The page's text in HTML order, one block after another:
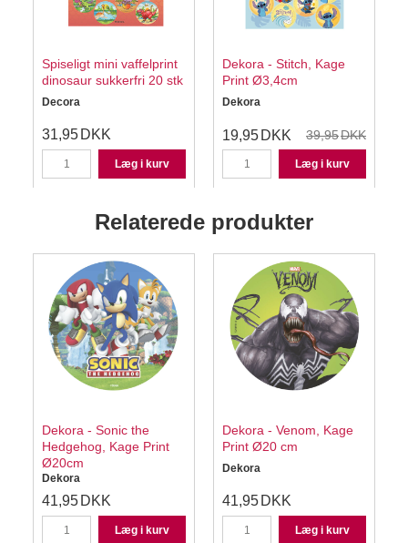
Spiseligt mini vaffelprint
dinosaur sukkerfri 20 stk
Decora
31,95 DKK
Læg i kurv
Dekora - Stitch, Kage
Print Ø3,4cm
Dekora
39,95DKK
19,95 DKK
Læg i kurv
Relaterede produkter
Dekora - Sonic the
Hedgehog, Kage Print
Ø20cm
Dekora
41,95 DKK
Læg i kurv
Dekora - Venom, Kage
Print Ø20 cm
Dekora
41,95 DKK
Læg i kurv